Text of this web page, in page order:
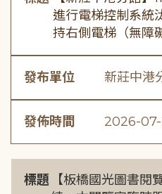
進行電梯控制系統
持右側電梯（無障
發布單位 新莊中港
發佈時間 2026-07-
標題
【板橋國光圖書閱